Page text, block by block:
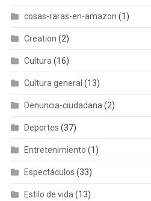
cosas-raras-en-amazon (1)
Creation (2)
Cultura(16)
Cultura general (13)
Denuncia-ciudadana(2)
Deportes (37)
Entretenimiento (1)
Espectáculos (33)
Estilo de vida(13)